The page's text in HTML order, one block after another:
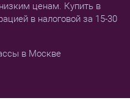
ценам. Купить в
в налоговой за 15-30
в Москве